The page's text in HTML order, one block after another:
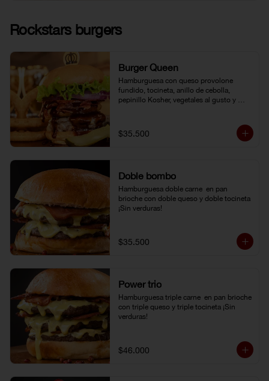
Rockstars burgers
Burger Queen
Hamburguesa con queso provolone
fundido, tocineta, anillo de cebolla,
pepinillo Kosher, vegetales al gusto y
$35.500
Doble bombo
Hamburguesa doble carne  en pan
brioche con doble queso y doble tocineta
¡Sin verduras!
$35.500
Power trio
Hamburguesa triple carne  en pan brioche
con triple queso y triple tocineta ¡Sin
verduras!
$46.000